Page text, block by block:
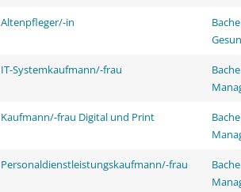
Altenpfleger/-in
IT-Systemkaufmann/-frau
Kaufmann/-frau Digital und Print
Personaldienstleistungskaufmann/-frau